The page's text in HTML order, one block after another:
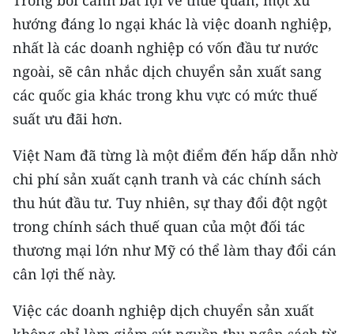
hướng đáng lo ngại khác là việc doanh nghiệp,
nhất là các doanh nghiệp có vốn đầu tư nước
ngoài, sẽ cân nhắc dịch chuyển sản xuất sang
các quốc gia khác trong khu vực có mức thuế
suất ưu đãi hơn.
Việt Nam đã từng là một điểm đến hấp dẫn nhờ
chi phí sản xuất cạnh tranh và các chính sách
thu hút đầu tư. Tuy nhiên, sự thay đổi đột ngột
trong chính sách thuế quan của một đối tác
thương mại lớn như Mỹ có thể làm thay đổi cán
cân lợi thế này.
Việc các doanh nghiệp dịch chuyển sản xuất